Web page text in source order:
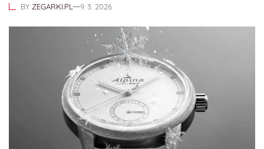
BY ZEGARKI.PL 9. 3. 2026